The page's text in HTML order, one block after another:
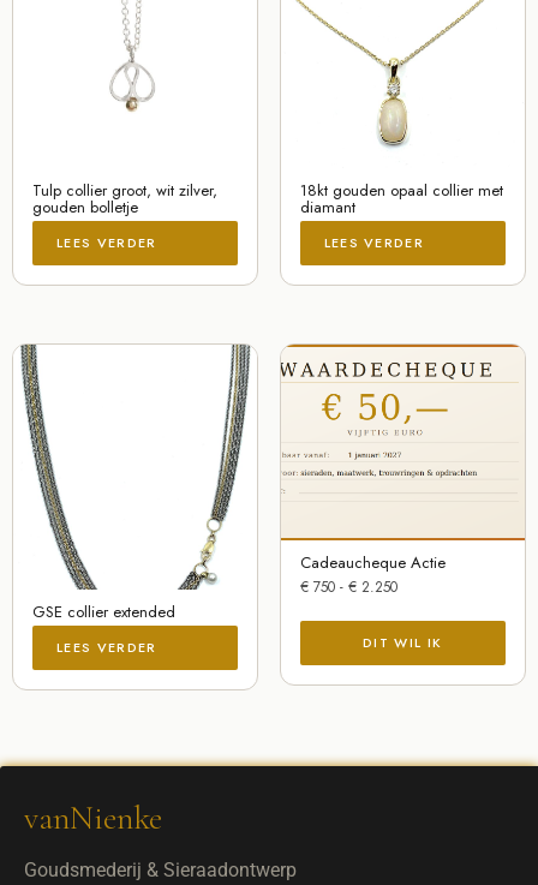
Tulp collier groot, wit zilver,
gouden bolletje
LEES VERDER
18kt gouden opaal collier met
diamant
LEES VERDER
GSE collier extended
LEES VERDER
Cadeaucheque Actie
€750 - €2.250
vanNienke
Goudsmederij & Sieraadontwerp